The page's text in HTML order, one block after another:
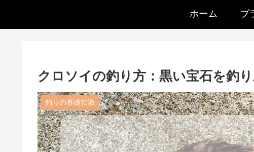
ホーム プ
クロソイの釣り方：黒い宝石を釣
釣りの基礎知識